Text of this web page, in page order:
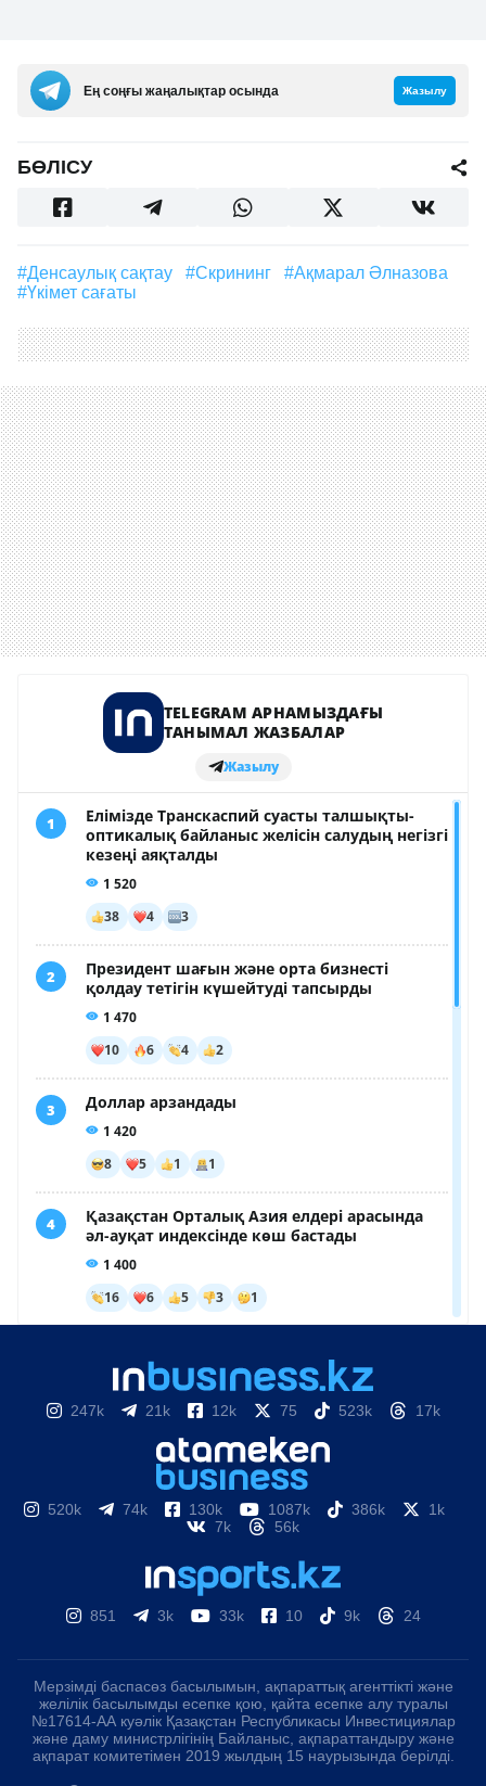
Ең соңғы жаңалықтар осында Жазылу
БӨЛІСУ
#денсаулық сақтау #скрининг
#Ақмарал Әлназова
#Үкімет сағаты
247k 21k 12k 75 523k 17k
520k 74k 130k 1087k 386k
1k
7k
56k
851 3k 33k 10 9k 24
Мерзімді баспасөз басылымын, ақпараттық агенттікті және
желілік басылымды есепке қою, қайта есепке алу туралы
№17614-АА куәлік Қазақстан Республикасы Инвестициялар
және даму министрлігінің Байланыс, ақпараттандыру және
ақпарат комитетімен 2019 жылдың 15 наурызында берілді.